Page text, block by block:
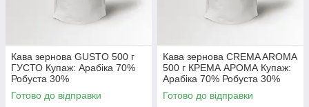
Кава зернова GUSTO 500 г
ГУСТО Купаж: Арабіка 70%
Робуста 30%
Свіжообсмажена кава в
зернах
Готово до відправки
Кава зернова CREMA AROMA
500 г КРЕМА АРОМА Купаж:
Арабіка 70% Робуста 30%
Свіжообсмажена кава в
зернах
Готово до відправки